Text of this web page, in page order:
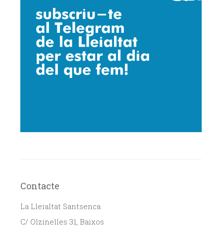
Contacte
La Lleialtat Santsenca
C/ Olzinelles 31, Baixos